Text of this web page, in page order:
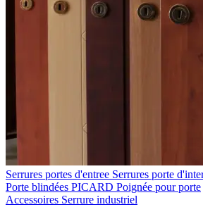
Serrures portes d'entree Serrures porte
Porte blindées PICARD Poignée pour porte
Accessoires Serrure industriel